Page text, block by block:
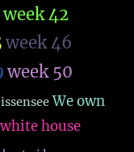
week 42
week 46
week 50
We own
white house